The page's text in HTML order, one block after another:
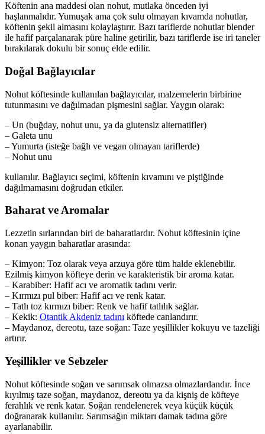
Köftenin ana maddesi olan nohut, mutlaka önceden iyi
haşlanmalıdır. Yumuşak ama çok sulu olmayan kıvamda nohutlar,
köftenin şekil almasını kolaylaştırır. Bazı tariflerde nohutlar blender
ile hafif parçalanarak püre haline getirilir, bazı tariflerde ise iri taneler
bırakılarak dokulu bir sonuç elde edilir.
Doğal Bağlayıcılar
Nohut köftesinde kullanılan bağlayıcılar, malzemelerin birbirine
tutunmasını ve dağılmadan pişmesini sağlar. Yaygın olarak:
– Un (buğday, nohut unu, ya da glutensiz alternatifler)
– Galeta unu
– Yumurta (isteğe bağlı ve vegan olmayan tariflerde)
– Nohut unu
kullanılır. Bağlayıcı seçimi, köftenin kıvamını ve piştiğinde
dağılmamasını doğrudan etkiler.
Baharat ve Aromalar
Lezzetin sırlarından biri de baharatlardır. Nohut köftesinin içine
konan yaygın baharatlar arasında:
– Kimyon: Toz olarak veya arzuya göre tüm halde eklenebilir.
Ezilmiş kimyon köfteye derin ve karakteristik bir aroma katar.
– Karabiber: Hafif acı ve aromatik tadını verir.
– Kırmızı pul biber: Hafif acı ve renk katar.
– Tatlı toz kırmızı biber: Renk ve hafif tatlılık sağlar.
– Kekik: Otantik Akdeniz tadını köftede canlandırır.
– Maydanoz, dereotu, taze soğan: Taze yeşillikler kokuyu ve tazeliği
artırır.
Yeşillikler ve Sebzeler
Nohut köftesinde soğan ve sarımsak olmazsa olmazlardandır. İnce
kıyılmış taze soğan, maydanoz, dereotu ya da kişniş de köfteye
ferahlık ve renk katar. Soğan rendelenerek veya küçük küçük
doğranarak kullanılır. Sarımsağın miktarı damak tadına göre
ayarlanabilir.